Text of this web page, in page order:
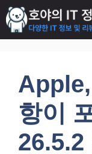
컨
텐
츠
항이
26.5.2